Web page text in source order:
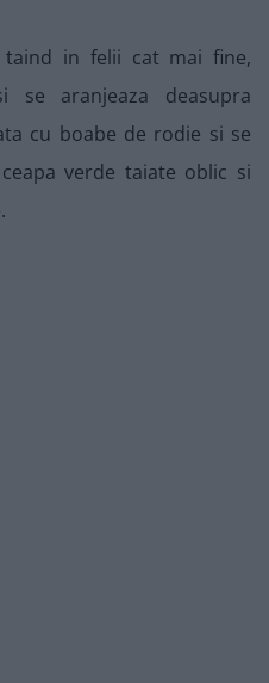
in felii cat mai fine,
se aranjeaza deasupra
cu boabe de rodie si se
verde taiate oblic si